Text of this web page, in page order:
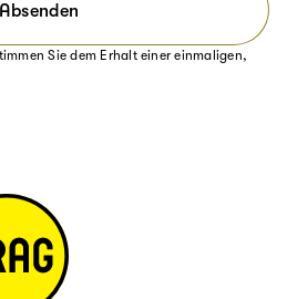
Absenden
Sie dem Erhalt einer einmaligen,